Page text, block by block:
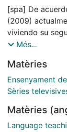
[spa] De acuerdo con Bonaut Iriarte y Grandío Perez
(2009)
viviendo su
interés por
procesos de
alto nivel de
introducción de
percepciones y
de los
Més...
Matèries
Ensenyament
Sèries
Matèries
Language